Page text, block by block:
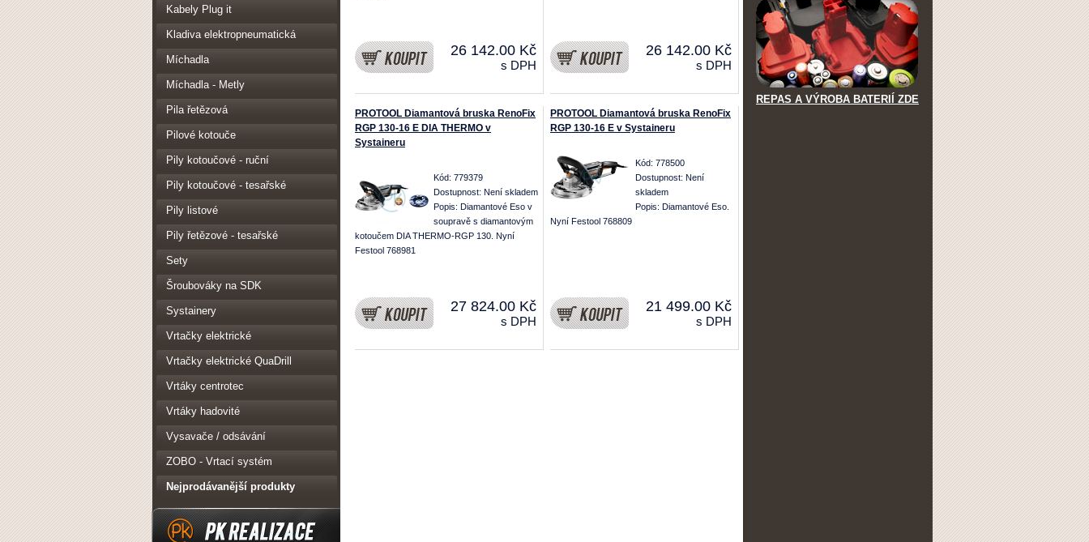
Kabely Plug it
Kladiva elektropneumatická
Míchadla
Míchadla - Metly
Pila řetězová
Pilové kotouče
Pily kotoučové - ruční
Pily kotoučové - tesařské
Pily listové
Pily řetězové - tesařské
Sety
Šroubováky na SDK
Systainery
Vrtačky elektrické
Vrtačky elektrické QuaDrill
Vrtáky centrotec
Vrtáky hadovité
Vysavače / odsávání
ZOBO - Vrtací systém
Nejprodávanější produkty
REPAS A VÝROBA BATERIÍ ZDE
26 142.00 Kč
s DPH
26 142.00 Kč
s DPH
PROTOOL Diamantová bruska RenoFix
RGP 130-16 E DIA THERMO v
Systaineru
Kód: 779379
Dostupnost: Není skladem
Popis: Diamantové Eso v
soupravě s diamantovým
kotoučem DIA THERMO-RGP 130. Nyní
Festool 768981
27 824.00 Kč
s DPH
PROTOOL Diamantová bruska RenoFix
RGP 130-16 E v Systaineru
Kód: 778500
Dostupnost: Není
skladem
Popis: Diamantové Eso.
Nyní Festool 768809
21 499.00 Kč
s DPH